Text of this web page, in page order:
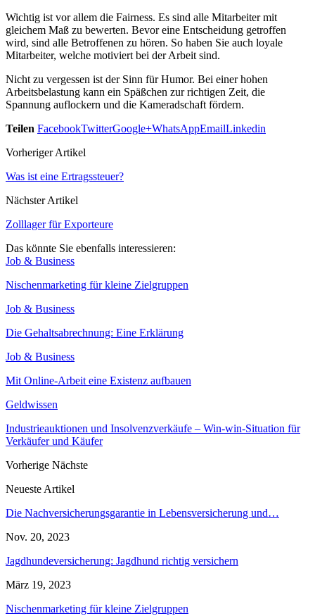
Wichtig ist vor allem die Fairness. Es sind alle Mitarbeiter mit
gleichem Maß zu bewerten. Bevor eine Entscheidung getroffen
wird, sind alle Betroffenen zu hören. So haben Sie auch loyale
Mitarbeiter, welche motiviert bei der Arbeit sind.
Nicht zu vergessen ist der Sinn für Humor. Bei einer hohen
Arbeitsbelastung kann ein Späßchen zur richtigen Zeit, die
Spannung auflockern und die Kameradschaft fördern.
Teilen FacebookTwitterGoogle+WhatsAppEmailLinkedin
Vorheriger Artikel
Was ist eine Ertragssteuer?
Nächster Artikel
Zolllager für Exporteure
Das könnte Sie ebenfalls interessieren:
Job & Business
Nischenmarketing für kleine Zielgruppen
Job & Business
Die Gehaltsabrechnung: Eine Erklärung
Job & Business
Mit Online-Arbeit eine Existenz aufbauen
Geldwissen
Industrieauktionen und Insolvenzverkäufe – Win-win-Situation für
Verkäufer und Käufer
Vorherige Nächste
Neueste Artikel
Die Nachversicherungsgarantie in Lebensversicherung und…
Nov. 20, 2023
Jagdhundeversicherung: Jagdhund richtig versichern
März 19, 2023
Nischenmarketing für kleine Zielgruppen